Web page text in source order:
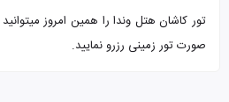
تور کاشان هتل وندا را همین امروز
صورت تور زمینی رزرو نمایید.